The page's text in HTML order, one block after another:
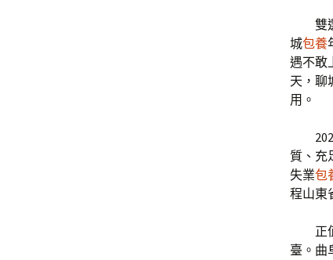
雙
城包養
遇不敢
天，聊
用。
質、充
失業包
程山東
正
臺。曲